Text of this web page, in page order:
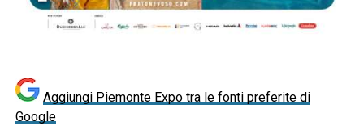
Aggiungi Piemonte Expo tra le fonti preferite di
Google